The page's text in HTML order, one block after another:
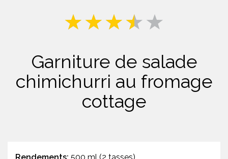
Garniture de salade
chimichurri au fromage
cottage